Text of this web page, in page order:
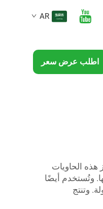
AR
اطلب عرض سعر
الحاويات
وتُستخدم أيضًا
وتنتج